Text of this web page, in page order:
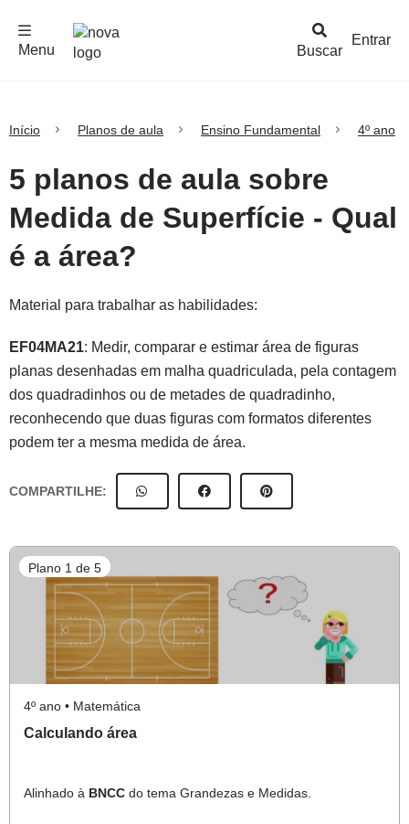
Buscar
Menu
Entrar
Início Planos de aula Ensino Fundamental 4º ano
5 planos de aula sobre
Medida de Superfície - Qual
é a área?
Material para trabalhar as habilidades:
EF04MA21: Medir, comparar e estimar área de figuras
planas desenhadas em malha quadriculada, pela contagem
dos quadradinhos ou de metades de quadradinho,
reconhecendo que duas figuras com formatos diferentes
podem ter a mesma medida de área.
COMPARTILHE:
Plano 1 de 5
4º ano • Matemática
Calculando área
Alinhado à BNCC do tema Grandezas e Medidas.